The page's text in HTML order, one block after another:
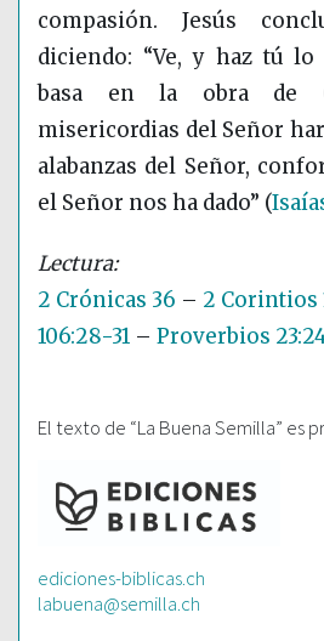
compasión. Jesús
diciendo: “Ve, y haz tú lo
basa en la obra de
misericordias del Señor
alabanzas del Señor,
el Señor nos ha dado” (
2 Crónicas 36 – 2 Corintios
106:28-31 – Proverbios
El texto de “La Buena Semilla” es
ediciones-biblicas.ch
labuena@semilla.ch